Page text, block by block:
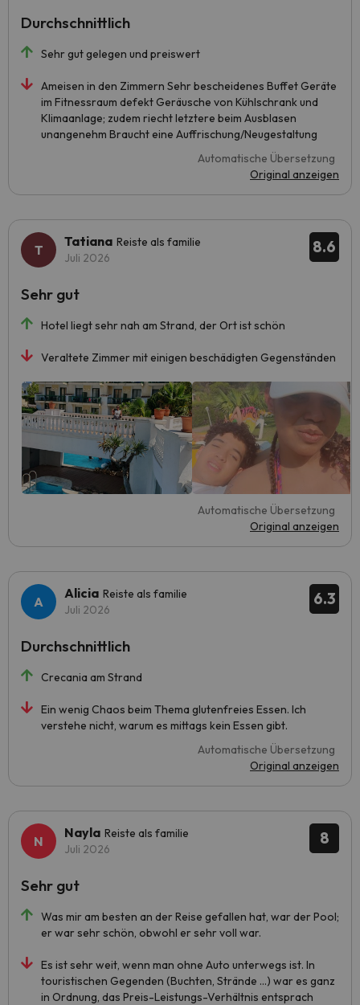
Sehr gut gelegen und preiswert
Ameisen in den Zimmern Sehr bescheidenes Buffet Geräte
im Fitnessraum defekt Geräusche von Kühlschrank und
Klimaanlage; zudem riecht letztere beim Ausblasen
unangenehm Braucht eine Auffrischung/Neugestaltung
Automatische Übersetzung
Original anzeigen
Durchschnittlich
8.6
Tatiana Reiste als familie
Juli 2026
Hotel liegt sehr nah am Strand, der Ort ist schön
Veraltete Zimmer mit einigen beschädigten Gegenständen
Automatische Übersetzung
Original anzeigen
Sehr gut
6.3
Alicia Reiste als familie
Juli 2026
Crecania am Strand
Ein wenig Chaos beim Thema glutenfreies Essen. Ich
verstehe nicht, warum es mittags kein Essen gibt.
Automatische Übersetzung
Original anzeigen
Durchschnittlich
8
Nayla Reiste als familie
Juli 2026
Was mir am besten an der Reise gefallen hat, war der Pool;
er war sehr schön, obwohl er sehr voll war.
Es ist sehr weit, wenn man ohne Auto unterwegs ist. In
touristischen Gegenden (Buchten, Strände …) war es ganz
in Ordnung, das Preis-Leistungs-Verhältnis entsprach
Sehr gut